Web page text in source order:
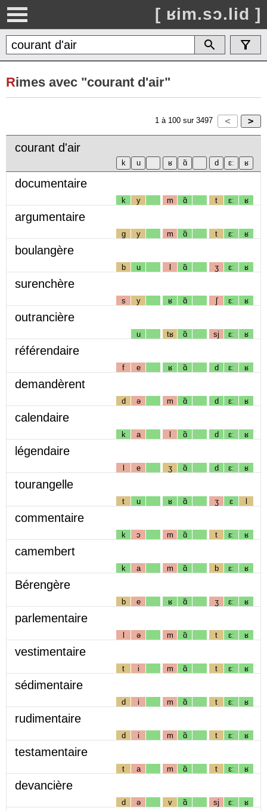
[ ʁim.sɔ.lid ]
Rimes avec "courant d'air"
1 à 100 sur 3497
courant d'air
documentaire
k y m ɑ̃ t ɛː ʁ
argumentaire
g y m ɑ̃ t ɛː ʁ
boulangère
b u l ɑ̃ ʒ ɛː ʁ
surenchère
s y ʁ ɑ̃ ʃ ɛː ʁ
outrancière
u tʁ ɑ̃ sj ɛː ʁ
référendaire
f e ʁ ɑ̃ d ɛː ʁ
demandèrent
d ə m ɑ̃ d ɛː ʁ
calendaire
k a l ɑ̃ d ɛː ʁ
légendaire
l e ʒ ɑ̃ d ɛː ʁ
tourangelle
t u ʁ ɑ̃ ʒ ɛ l
commentaire
k ɔ m ɑ̃ t ɛː ʁ
camembert
k a m ɑ̃ b ɛː ʁ
Bérengère
b e ʁ ɑ̃ ʒ ɛː ʁ
parlementaire
l ə m ɑ̃ t ɛː ʁ
vestimentaire
t i m ɑ̃ t ɛː ʁ
sédimentaire
d i m ɑ̃ t ɛː ʁ
rudimentaire
d i m ɑ̃ t ɛː ʁ
testamentaire
t a m ɑ̃ t ɛː ʁ
devancière
d ə v ɑ̃ sj ɛː ʁ